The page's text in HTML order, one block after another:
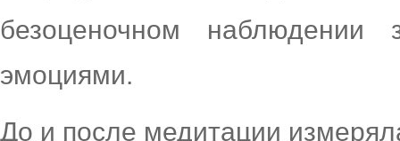
безоценочном
эмоциями.
До и после медитации